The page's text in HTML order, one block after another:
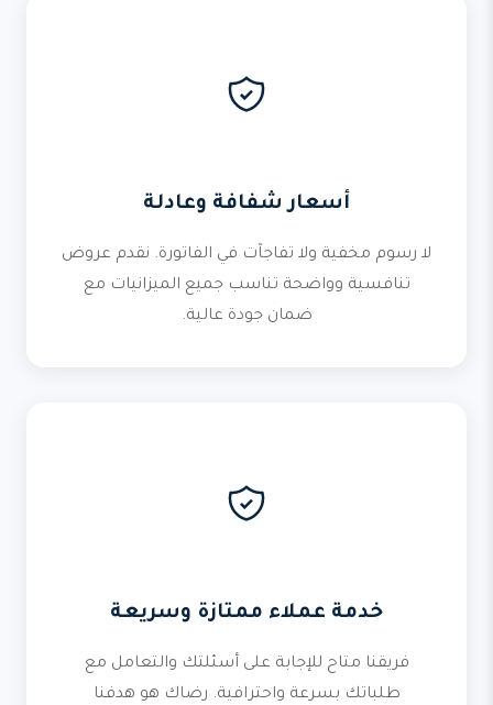
أسعار شفافة وعادلة
لا رسوم مخفية ولا تفاجآت في الفاتورة. نقدم عروض
تنافسية وواضحة تناسب جميع الميزانيات مع
ضمان جودة عالية.
خدمة عملاء ممتازة وسريعة
فريقنا متاح للإجابة على أسئلتك والتعامل مع
طلباتك بسرعة واحترافية. رضاك هو هدفنا